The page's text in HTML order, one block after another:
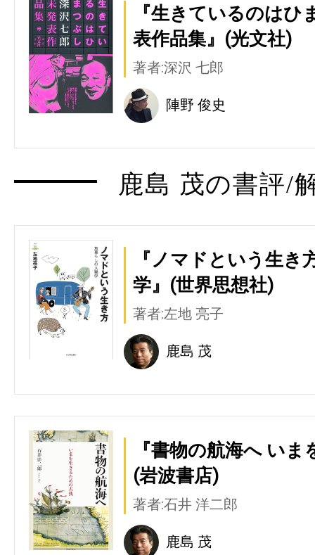
『生きているのはひ
表作品集』(光文社)
著者:深沢 七郎
陣野 俊史
鹿島 茂の書評/
『ノマドという生
学』(世界思想社)
著者:左地 亮子
鹿島 茂
『書物の航海へ い
(岩波書店)
著者:石井 洋二郎
鹿島 茂